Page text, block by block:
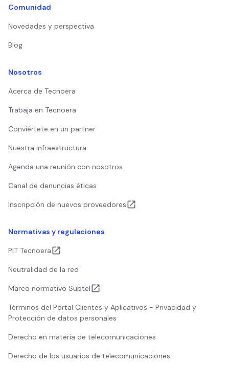
Comunidad
Novedades y perspectiva
Blog
Nosotros
Acerca de Tecnoera
Trabaja en Tecnoera
Conviértete en un partner
Nuestra infraestructura
Agenda una reunión con nosotros
Canal de denuncias éticas
Inscripción de nuevos proveedores
Normativas y regulaciones
PIT Tecnoera
Neutralidad de la red
Marco normativo Subtel
Términos del Portal Clientes y Aplicativos - Privacidad y
Protección de datos personales
Derecho en materia de telecomunicaciones
Derecho de los usuarios de telecomunicaciones